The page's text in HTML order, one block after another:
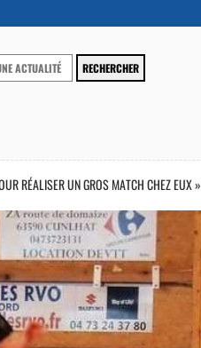
RÉALISER UN GROS MATCH CHEZ EUX »